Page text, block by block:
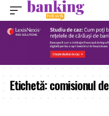
Etichetă:comisionul